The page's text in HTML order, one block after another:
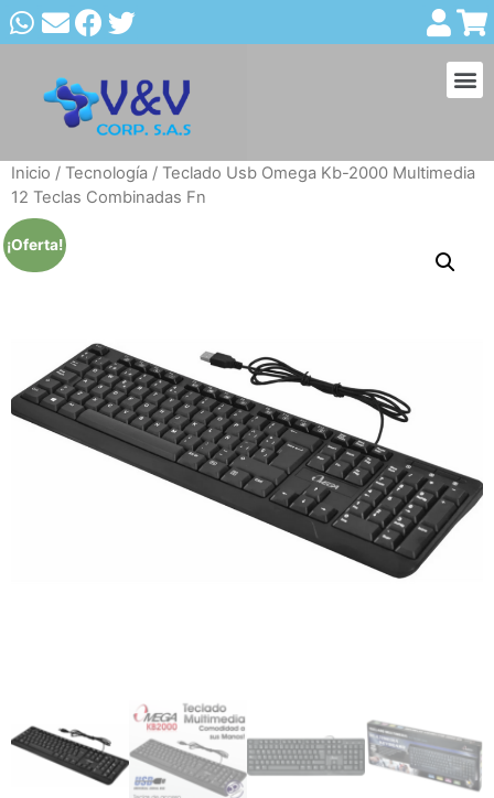
Inicio / Tecnología / Teclado Usb Omega Kb-2000 Multimedia
12 Teclas Combinadas Fn
¡Oferta!